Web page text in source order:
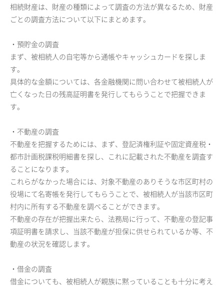
相続財産は、財産の種類によって調査の方法が異なるため、財産
ごとの調査方法について以下にまとめます。
・預貯金の調査
まず、被相続人の自宅等から通帳やキャッシュカードを探しま
す。
具体的な金額については、各金融機関に問い合わせて被相続人が
亡くなった日の残高証明書を発行してもらうことで把握できま
す。
・不動産の調査
不動産を把握するためには、まず、登記済権利証や固定資産税・
都市計画税課税明細書を探し、これに記載された不動産を調査す
ることになります。
これらがなかった場合には、対象不動産のありそうな市区町村の
役場にて名寄帳を発行してもらうことで、被相続人が当該市区町
村内に所有する不動産を調べることができます。
不動産の存在が把握出来たら、法務局に行って、不動産の登記事
項証明書を請求し、当該不動産が担保に供せられているか等、不
動産の状況を確認します。
・借金の調査
借金についても、被相続人が親族に黙っていることも十分に考え